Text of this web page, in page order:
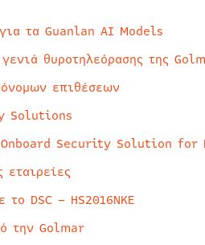
τα Guanlan AI Models
θυροτηλεόρασης της
επιθέσεων
Solutions
Security Solution for
εταιρείες
DSC – HS2016NKE
την Golmar